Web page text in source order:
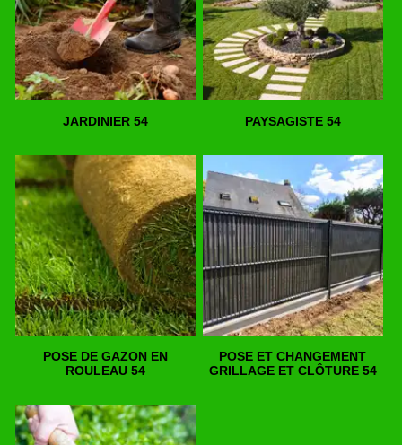
JARDINIER 54 PAYSAGISTE 54
POSE DE GAZON EN
ROULEAU 54
POSE ET CHANGEMENT
GRILLAGE ET CLÔTURE 54